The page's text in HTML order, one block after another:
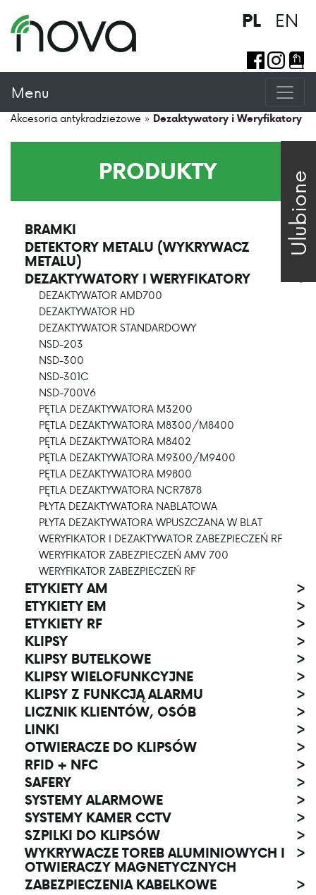
Ulubione
PL EN
Menu
Akcesoria antykradzieżowe » Dezaktywatory i Weryfikatory
PRODUKTY
BRAMKI
>
DETEKTORY METALU (WYKRYWACZ
METALU)
>
DEZAKTYWATORY I WERYFIKATORY
DEZAKTYWATOR AMD700
DEZAKTYWATOR HD
DEZAKTYWATOR STANDARDOWY
NSD-203
NSD-300
NSD-301C
NSD-700V6
PĘTLA DEZAKTYWATORA M3200
PĘTLA DEZAKTYWATORA M8300/M8400
PĘTLA DEZAKTYWATORA M8402
PĘTLA DEZAKTYWATORA M9300/M9400
PĘTLA DEZAKTYWATORA M9800
PĘTLA DEZAKTYWATORA NCR7878
PŁYTA DEZAKTYWATORA NABLATOWA
PŁYTA DEZAKTYWATORA WPUSZCZANA W BLAT
WERYFIKATOR I DEZAKTYWATOR ZABEZPIECZEŃ RF
WERYFIKATOR ZABEZPIECZEŃ AMV 700
WERYFIKATOR ZABEZPIECZEŃ RF
ETYKIETY AM
>
ETYKIETY EM
>
ETYKIETY RF
>
KLIPSY
>
KLIPSY BUTELKOWE
>
KLIPSY WIELOFUNKCYJNE
>
KLIPSY Z FUNKCJĄ ALARMU
>
LICZNIK KLIENTÓW, OSÓB
>
LINKI
>
OTWIERACZE DO KLIPSÓW
>
RFID + NFC
>
SAFERY
>
SYSTEMY ALARMOWE
>
SYSTEMY KAMER CCTV
>
SZPILKI DO KLIPSÓW
>
WYKRYWACZE TOREB ALUMINIOWYCH I
OTWIERACZY MAGNETYCZNYCH
>
ZABEZPIECZENIA KABELKOWE
>